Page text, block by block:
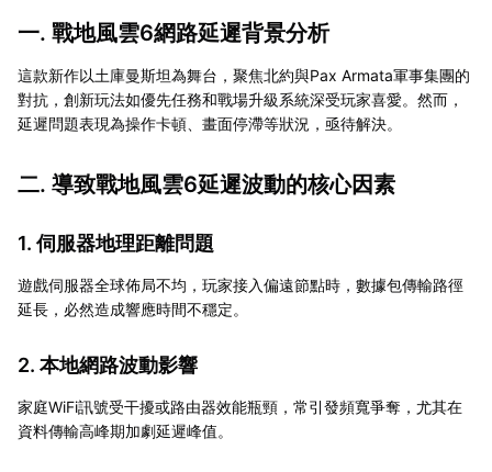
一. 戰地風雲6網路延遲背景分析
這款新作以土庫曼斯坦為舞台，聚焦北約與Pax Armata軍事集團的
對抗，創新玩法如優先任務和戰場升級系統深受玩家喜愛。然而，
延遲問題表現為操作卡頓、畫面停滯等狀況，亟待解決。
二. 導致戰地風雲6延遲波動的核心因素
1. 伺服器地理距離問題
遊戲伺服器全球佈局不均，玩家接入偏遠節點時，數據包傳輸路徑
延長，必然造成響應時間不穩定。
2. 本地網路波動影響
家庭WiFi訊號受干擾或路由器效能瓶頸，常引發頻寬爭奪，尤其在
資料傳輸高峰期加劇延遲峰值。